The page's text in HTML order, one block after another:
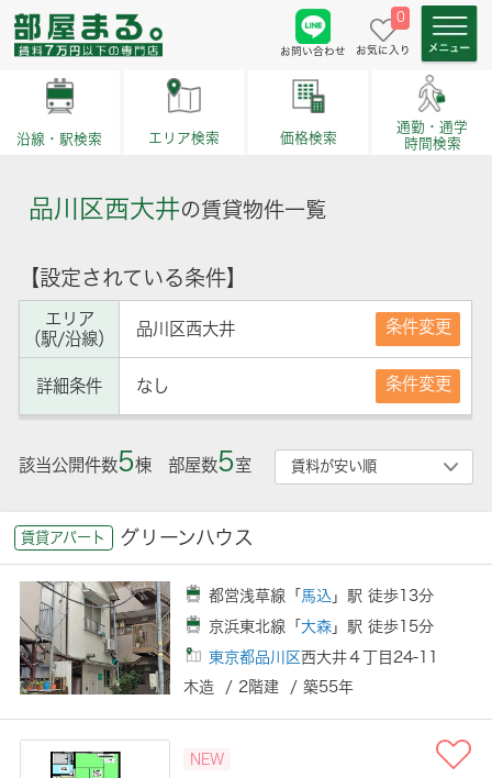
お問い合わせ
0
お気に入り
沿線・駅検索 エリア検索 価格検索
通勤・通学
時間検索
品川区西大井の賃貸物件一覧
【設定されている条件】
エリア
（駅/沿線）
品川区西大井 条件変更
詳細条件 なし 条件変更
該当公開件数5棟 部屋数5室
賃貸アパート グリーンハウス
都営浅草線「 馬込 」駅 徒歩13分
京浜東北線「 大森 」駅 徒歩15分
東京都品川区 西大井４丁目24-11
木造 / 2階建 / 築55年
NEW